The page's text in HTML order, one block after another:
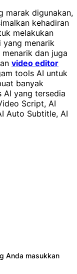
marak digunakan,
kehadiran
melakukan
yang menarik
dan juga
video editor
tools AI untuk
banyak
AI yang tersedia
Script, AI
Auto Subtitle, AI
Anda masukkan